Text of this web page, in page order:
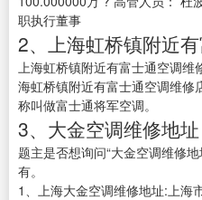
职执行董事
2、上海虹桥镇附近
上海虹桥镇附近有富士通空调维
海虹桥镇附近有富士通空调维修
称叫做富士通将军空调。
3、大金空调维修地址
题主是否想询问“大金空调维修
有。
1、上海大金空调维修地址:上海